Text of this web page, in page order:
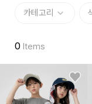
카테고리
0 Items